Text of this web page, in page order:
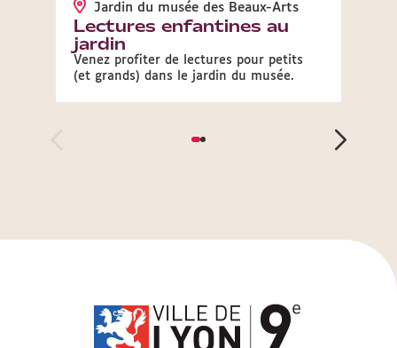
Jardin du musée des Beaux-Arts
Lectures enfantines au
jardin
Venez profiter de lectures pour petits
(et grands) dans le jardin du musée.